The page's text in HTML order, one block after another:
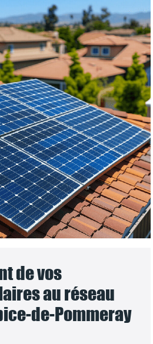
de vos
au réseau
de-Pommeray